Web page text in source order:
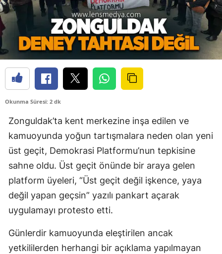
Okunma Süresi: 2 dk
Zonguldak’ta kent merkezine inşa edilen ve
kamuoyunda yoğun tartışmalara neden olan yeni
üst geçit, Demokrasi Platformu’nun tepkisine
sahne oldu. Üst geçit önünde bir araya gelen
platform üyeleri, “Üst geçit değil işkence, yaya
değil yapan geçsin” yazılı pankart açarak
uygulamayı protesto etti.
Günlerdir kamuoyunda eleştirilen ancak
yetkililerden herhangi bir açıklama yapılmayan